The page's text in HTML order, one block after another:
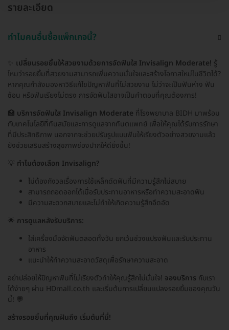
รายละเอียด
ทำไมคนอื่นซื้อแพ็กเกจนี้?
เปลี่ยนรอยยิ้มให้สวยงามด้วยการจัดฟันใส Invisalign Moderate! รู้
ไหมว่ารอยยิ้มที่สวยงามสามารถเพิ่มความมั่นใจและสร้างโอกาสใหม่ในชีวิตได้?
หากคุณกำลังมองหาวิธีแก้ไขปัญหาฟันที่ไม่สวยงาม ไม่ว่าจะเป็นฟันห่าง ฟัน
ซ้อน หรือฟันเรียงไม่ตรง การจัดฟันใสอาจเป็นคำตอบที่คุณต้องการ!
🏥 บริการจัดฟันใส Invisalign Moderate ที่โรงพยาบาล BIDH มาพร้อม
กับเทคโนโลยีที่ทันสมัยและการดูแลจากทันตแพทย์ เพื่อให้คุณได้รับการรักษา
ที่มีประสิทธิภาพ นอกจากจะช่วยปรับรูปแบบฟันให้เรียงตัวอย่างสวยงามแล้ว
ยังช่วยเสริมสร้างสุขภาพช่องปากให้ดียิ่งขึ้น!
💡 ทำไมต้องเลือก Invisalign?
ไม่ต้องกังวลเรื่องการใช้เหล็กดัดฟันที่มีความรู้สึกไม่สบาย
สามารถถอดออกได้เมื่อรับประทานอาหารหรือทำความสะอาดฟัน
มีความสะดวกสบายและไม่ทำให้เกิดความรู้สึกอึดอัด
🌟 การดูแลหลังรับบริการ:
ใส่เครื่องมือจัดฟันตลอดทั้งวัน ยกเว้นช่วงแปรงฟันและรับประทาน
อาหาร
แนะนำให้ทำความสะอาดวัสดุเพื่อรักษาความสะอาด
อย่าปล่อยให้ปัญหาฟันที่ไม่เรียงตัวทำให้คุณรู้สึกไม่มั่นใจ! จองบริการ กับเรา
ได้ง่ายๆ ผ่าน HDmall.co.th และเริ่มต้นการเปลี่ยนแปลงรอยยิ้มของคุณวัน
นี้! 💬
สร้างรอยยิ้มที่คุณฝันถึง เริ่มต้นที่นี่!